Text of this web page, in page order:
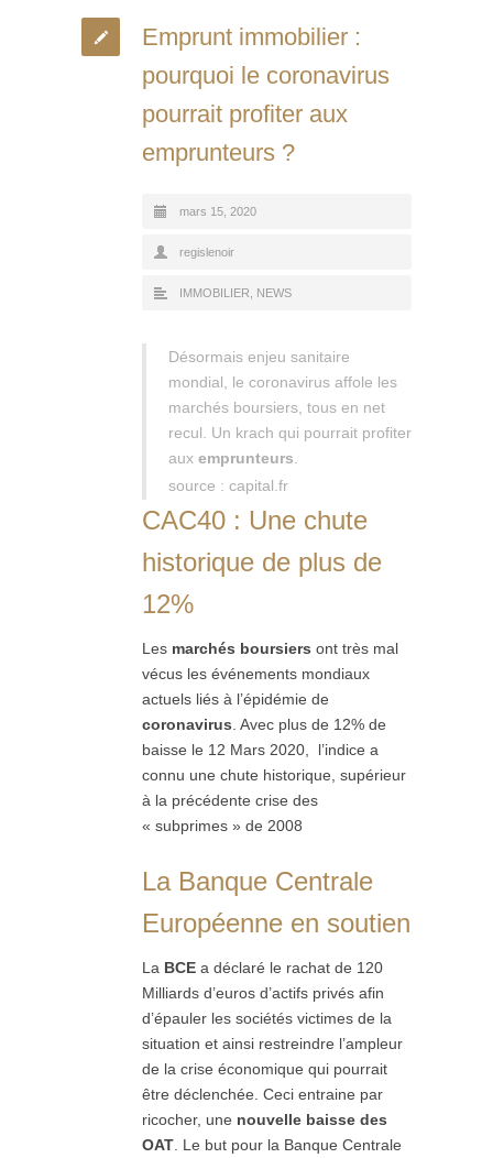
Emprunt immobilier :
pourquoi le coronavirus
pourrait profiter aux
emprunteurs ?
mars 15, 2020
regislenoir
IMMOBILIER NEWS
Désormais enjeu sanitaire
mondial, le coronavirus affole les
marchés boursiers, tous en net
recul. Un krach qui pourrait profiter
aux emprunteurs
source : capital.fr
CAC40 : Une chute
historique de plus de
12%
Les marchés boursiers ont très mal
vécus les événements mondiaux
actuels liés à l’épidémie de
coronavirus . Avec plus de 12% de
baisse le 12 Mars 2020, l’indice a
connu une chute historique, supérieur
à la précédente crise des
« subprimes » de 2008
La Banque Centrale
Européenne en soutien
La BCE a déclaré le rachat de 120
Milliards d’euros d’actifs privés afin
d’épauler les sociétés victimes de la
situation et ainsi restreindre l’ampleur
de la crise économique qui pourrait
être déclenchée. Ceci entraine par
ricocher, une nouvelle baisse des
OAT . Le but pour la Banque Centrale